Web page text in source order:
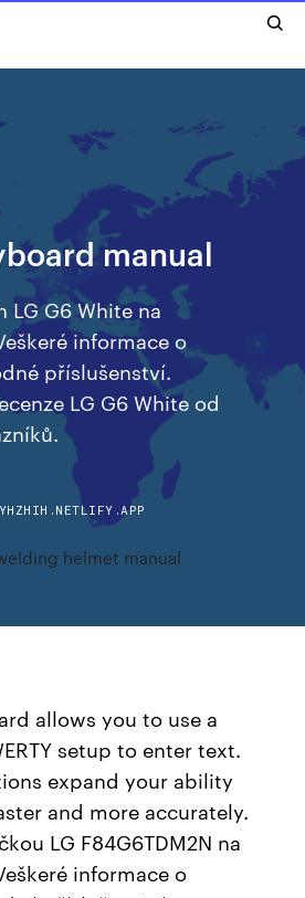
manual
G6 White na
informace o
příslušenství.
LG G6 White od
helmet manual
allows you to use a
setup to enter text.
expand your ability
and more accurately.
LG F84G6TDM2N na
informace o